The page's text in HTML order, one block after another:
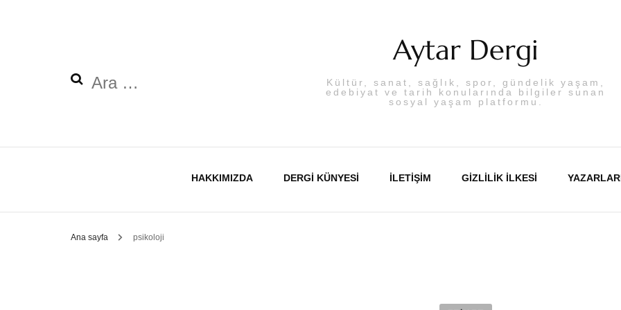
Arama:
Aytar Dergi
Kültür, sanat, sağlık, spor, gündelik yaşam,
edebiyat ve tarih konularında bilgiler sunan
sosyal yaşam platformu.
HAKKIMIZDA DERGI KÜNYESI İLETIŞIM GIZLILIK İLKESI
Ana sayfa psikoloji